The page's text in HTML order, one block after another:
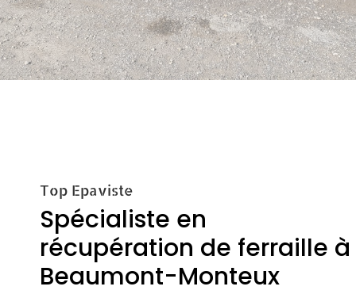
Top Epaviste
Spécialiste en
récupération de ferraille à
Beaumont-Monteux